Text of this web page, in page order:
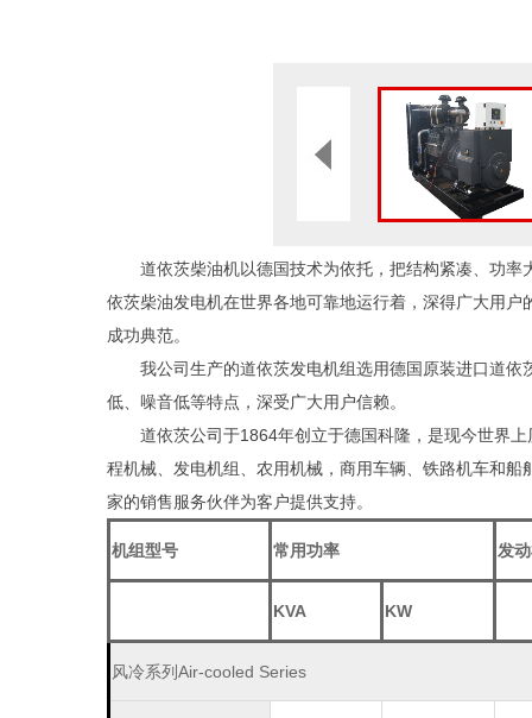
道依茨柴油机以德国技术为依托，把结构紧凑、功
依茨柴油发电机在世界各地可靠地运行着，深得广大用
成功典范。
我公司生产的道依茨发电机组选用德国原装进口道
低、噪音低等特点，深受广大用户信赖。
道依茨公司于1864年创立于德国科隆，是现今世界
程机械、发电机组、农用机械，商用车辆、铁路机车和
家的销售服务伙伴为客户提供支持。
机组型号 常用功率 发
KVA KW
风冷系列Air-cooled Series